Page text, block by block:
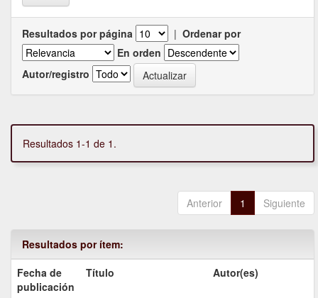
Resultados por página | Ordenar por
En orden
Autor/registro
Resultados 1-1 de 1.
Anterior 1 Siguiente
Resultados por ítem:
Fecha de
publicación
Título Autor(es)